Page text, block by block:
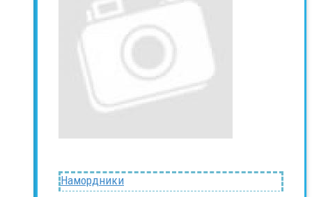
Намордники